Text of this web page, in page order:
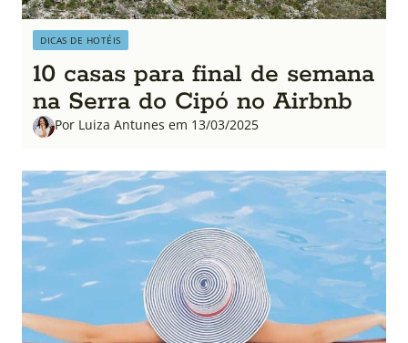
DICAS DE HOTÉIS
10 casas para final de semana
na Serra do Cipó no Airbnb
Por Luiza Antunes em 13/03/2025